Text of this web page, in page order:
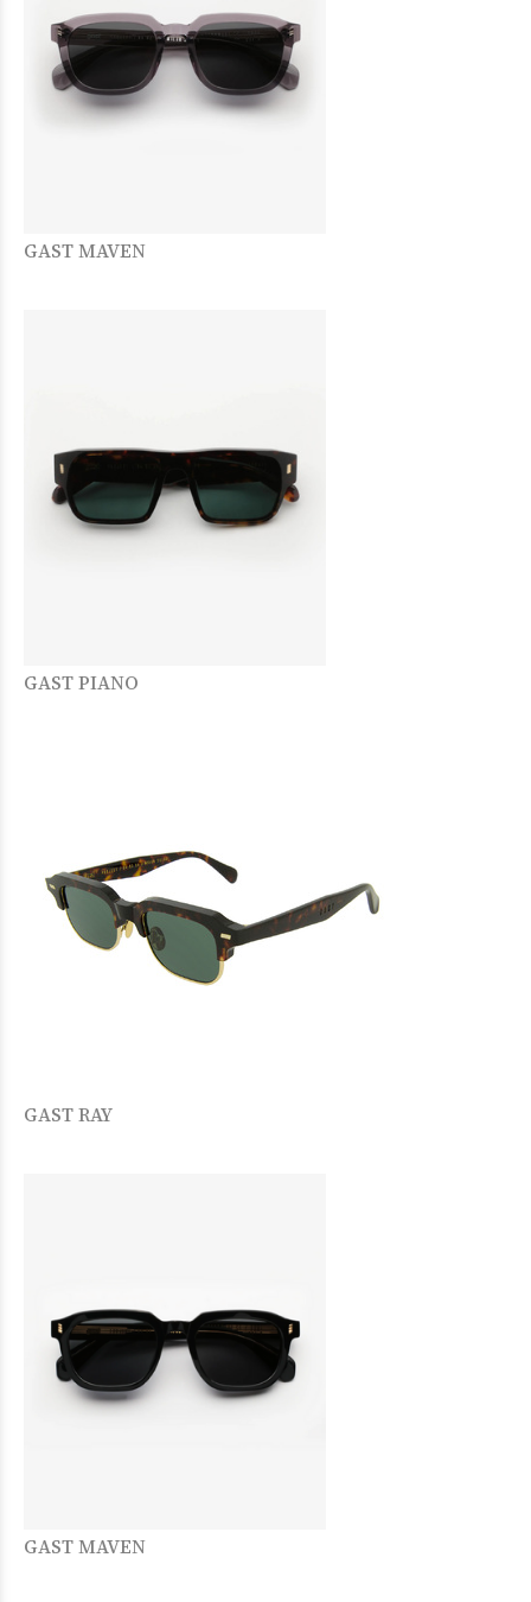
GAST MAVEN
GAST PIANO
GAST RAY
GAST MAVEN